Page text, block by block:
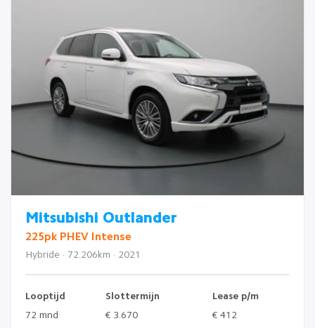
Mitsubishi Outlander
225pk PHEV Intense
Hybride · 72.206km · 2021
Looptijd Slottermijn
Lease p/m
72 mnd
€ 3.670
€ 412